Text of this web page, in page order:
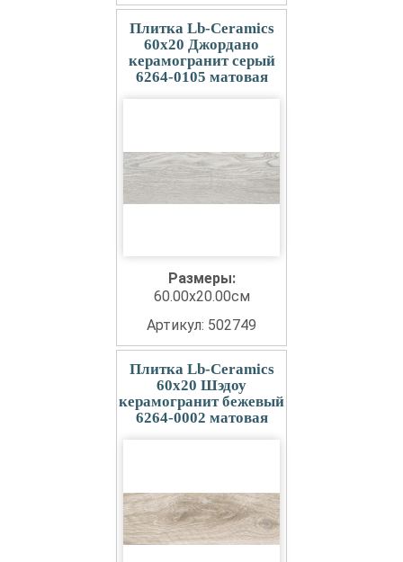
Плитка Lb-Ceramics
60x20 Джордано
керамогранит серый
6264-0105 матовая
Размеры:
60.00x20.00см
Артикул: 502749
Плитка Lb-Ceramics
60x20 Шэдоу
керамогранит бежевый
6264-0002 матовая